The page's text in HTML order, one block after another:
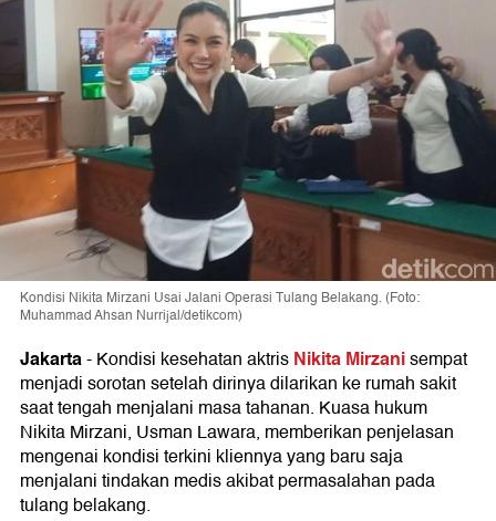
Kondisi Nikita Mirzani Usai Jalani Operasi Tulang Belakang. (Foto:
Muhammad Ahsan Nurrijal/detikcom)
Jakarta-Kondisi kesehatan aktrisNikita Mirzanisempat
menjadi sorotan setelah dirinya dilarikan ke rumah sakit
saat tengah menjalani masa tahanan. Kuasa hukum
Nikita Mirzani, Usman Lawara, memberikan penjelasan
mengenai kondisi terkini kliennya yang baru saja
menjalani tindakan medis akibat permasalahan pada
tulang belakang.